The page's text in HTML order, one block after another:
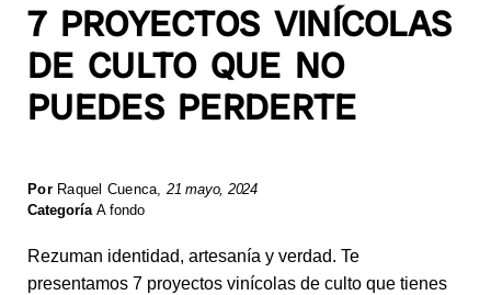
7 PROYECTOS VINÍCOLAS
DE CULTO QUE NO
PUEDES PERDERTE
Por Raquel Cuenca 21 mayo, 2024
Categoría A fondo
Rezuman identidad, artesanía y verdad. Te
presentamos 7 proyectos vinícolas de culto que tienes